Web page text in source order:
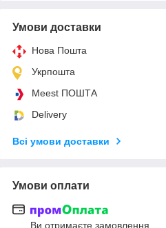
Умови доставки
Нова Пошта
Укрпошта
Meest ПОШТА
Delivery
Всі умови доставки
Умови оплати
Ви отримаєте замовлення